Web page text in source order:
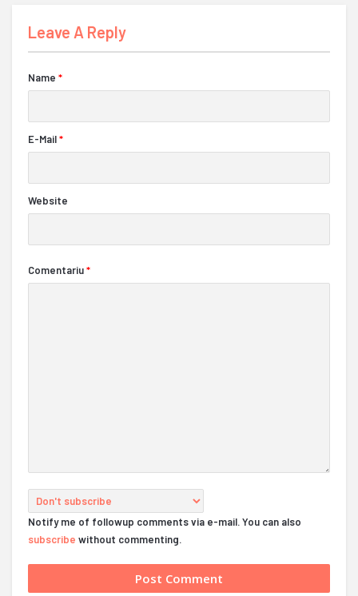
Leave A Reply
Name *
E-Mail*
Website
Comentariu*
Notify me of followup comments via e-mail. You can also
subscribe without commenting.